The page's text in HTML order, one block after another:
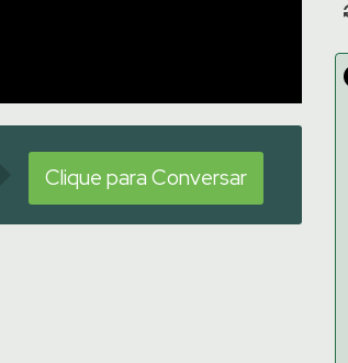
Clique para Conversar